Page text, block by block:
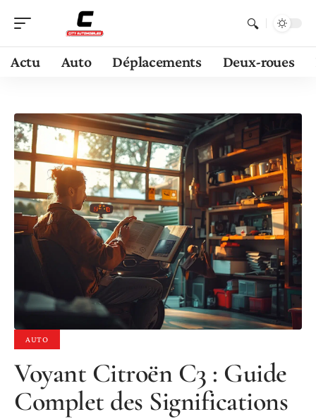
Actu Auto Déplacements Deux-roues
AUTO
Voyant Citroën C3 : Guide
Complet des Significations